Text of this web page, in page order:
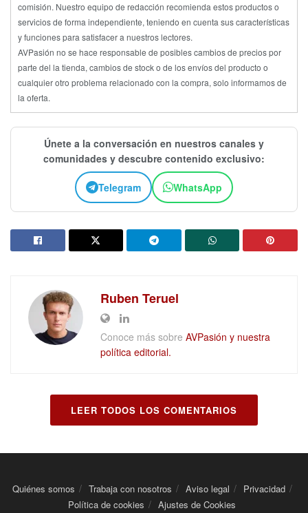
comisión. Nuestro equipo de redacción recomienda estos productos o
servicios de forma independiente, teniendo en cuenta sus características
y funciones para satisfacer a nuestros lectores.
AVPasión no se hace responsable de posibles cambios de precios por
parte del la tienda, cambios de stock o de los envíos del producto o
cualquier otro problema relacionado con la compra, solo informamos de
la oferta.
Únete a la conversación en nuestros canales y
comunidades y descubre contenido exclusivo:
Telegram WhatsApp
Ruben Teruel
Conoce más sobre AVPasión y nuestra
política editorial.
LEER TODOS LOS COMENTARIOS
Quiénes somos Trabaja con nosotros Aviso legal
Privacidad
Política de cookies
Ajustes de Cookies